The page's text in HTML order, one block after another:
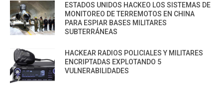
ESTADOS UNIDOS HACKEO LOS SISTEMAS DE
MONITOREO DE TERREMOTOS EN CHINA
PARA ESPIAR BASES MILITARES
SUBTERRÁNEAS
HACKEAR RADIOS POLICIALES Y MILITARES
ENCRIPTADAS EXPLOTANDO 5
VULNERABILIDADES